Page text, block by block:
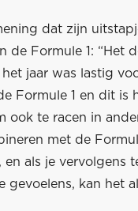
dat zijn
de Formule 1: “Het
jaar was lastig
Formule 1 en dit is
ook te racen in
met de
als je vervolgens
kan het